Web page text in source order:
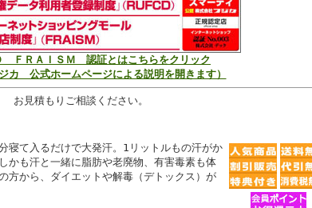
ＦＲＡＩＳＭ 認証とはこちらをクリック
カ 公式ホームページによる説明を開きます）
お見積もりご相談ください。
寝て入るだけで大発汗。1リットルもの汗がか
かも汗と一緒に脂肪や老廃物、有害毒素も体
方から、ダイエットや解毒（デトックス）が